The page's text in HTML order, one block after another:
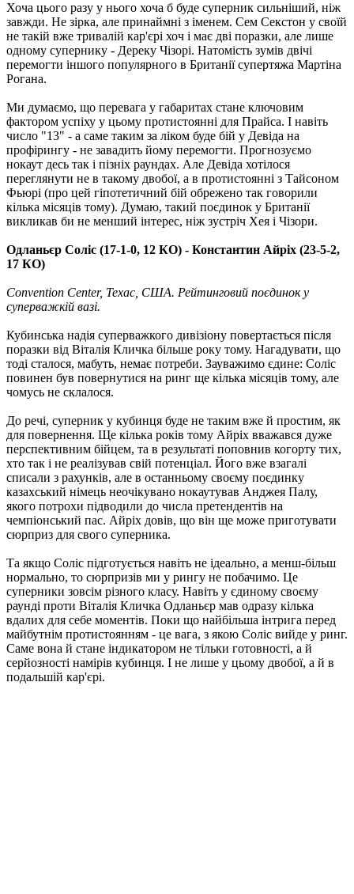
Хоча цього разу у нього хоча б буде суперник сильніший, ніж
завжди. Не зірка, але принаймні з іменем. Сем Секстон у своїй
не такій вже тривалій кар'єрі хоч і має дві поразки, але лише
одному супернику - Дереку Чізорі. Натомість зумів двічі
перемогти іншого популярного в Британії супертяжа Мартіна
Рогана.
Ми думаємо, що перевага у габаритах стане ключовим
фактором успіху у цьому протистоянні для Прайса. І навіть
число "13" - а саме таким за ліком буде бій у Девіда на
профірингу - не завадить йому перемогти. Прогнозуємо
нокаут десь так і пізніх раундах. Але Девіда хотілося
переглянути не в такому двобої, а в протистоянні з Тайсоном
Фьюрі (про цей гіпотетичний бій обрежено так говорили
кілька місяців тому). Думаю, такий поєдинок у Британії
викликав би не менший інтерес, ніж зустріч Хея і Чізори.
Одланьєр Соліс (17-1-0, 12 КО) - Константин Айріх (23-5-2,
17 КО)
Convention Center, Техас, США. Рейтинговий поєдинок у
суперважкій вазі.
Кубинська надія суперважкого дивізіону повертається після
поразки від Віталія Кличка більше року тому. Нагадувати, що
тоді сталося, мабуть, немає потреби. Зауважимо єдине: Соліс
повинен був повернутися на ринг ще кілька місяців тому, але
чомусь не склалося.
До речі, суперник у кубинця буде не таким вже й простим, як
для повернення. Ще кілька років тому Айріх вважався дуже
перспективним бійцем, та в результаті поповнив когорту тих,
хто так і не реалізував свій потенціал. Його вже взагалі
списали з рахунків, але в останньому своєму поєдинку
казахський німець неочікувано нокаутував Анджея Палу,
якого потрохи підводили до числа претендентів на
чемпіонський пас. Айріх довів, що він ще може приготувати
сюрприз для свого суперника.
Та якщо Соліс підготується навіть не ідеально, а менш-більш
нормально, то сюрпризів ми у рингу не побачимо. Це
суперники зовсім різного класу. Навіть у єдиному своєму
раунді проти Віталія Кличка Одланьєр мав одразу кілька
вдалих для себе моментів. Поки що найбільша інтрига перед
майбутнім протистоянням - це вага, з якою Соліс вийде у ринг.
Саме вона й стане індикатором не тільки готовності, а й
серйозності намірів кубинця. І не лише у цьому двобої, а й в
подальшій кар'єрі.